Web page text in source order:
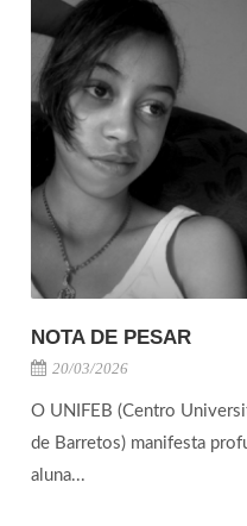
NOTA DE PESAR
20/03/2026
O UNIFEB (Centro
de Barretos) manifesta
aluna...